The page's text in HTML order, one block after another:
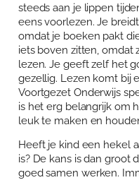
Mijn account
steeds aan je lippen
eens voorlezen. Je
omdat je boeken pakt
iets boven zitten, omdat
lezen. Je geeft zelf het
gezellig. Lezen komt bij
Voortgezet Onderwijs
is het erg belangrijk om
leuk te maken en
Heeft je kind een hekel
is? De kans is dan groot
goed samen werken.